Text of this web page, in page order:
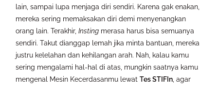
lain, sampai lupa menjaga diri sendiri. Karena gak enakan,
mereka sering memaksakan diri demi menyenangkan
orang lain. Terakhir,Insting merasa harus bisa semuanya
sendiri. Takut dianggap lemah jika minta bantuan, mereka
justru kelelahan dan kehilangan arah. Nah, kalau kamu
sering mengalami hal-hal di atas, mungkin saatnya kamu
mengenal Mesin Kecerdasanmu lewatTes STIFIn , agar